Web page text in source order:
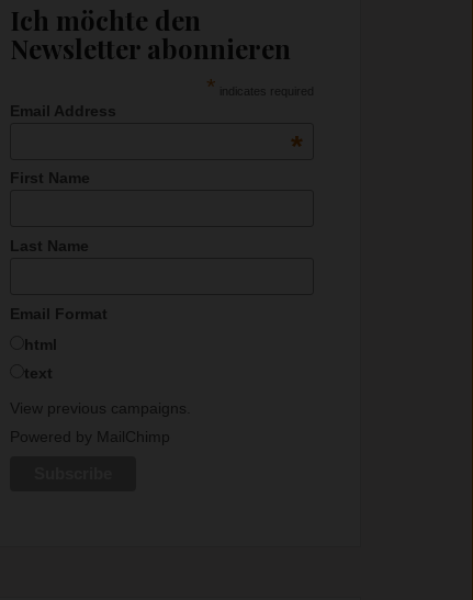
Ich möchte den
Newsletter abonnieren
* indicates required
Email Address
*
First Name
Last Name
Email Format
html
text
View previous campaigns.
Powered by MailChimp